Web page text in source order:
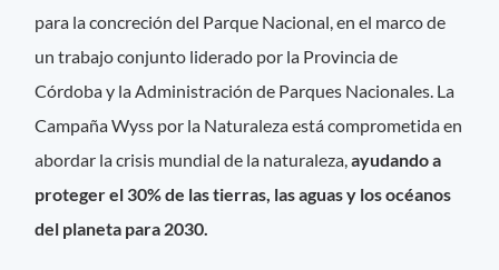
para la concreción del Parque Nacional, en el marco de
un trabajo conjunto liderado por la Provincia de
Córdoba y la Administración de Parques Nacionales. La
Campaña Wyss por la Naturaleza está comprometida en
abordar la crisis mundial de la naturaleza,ayudando a
proteger el 30% de las tierras, las aguas y los océanos
del planeta para 2030.